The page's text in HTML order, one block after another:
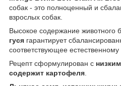
собак - это полноценный и
взрослых собак.
Высокое содержание животного
гуся гарантирует
соответствующее
Рецепт сформулирован с
содержит картофеля